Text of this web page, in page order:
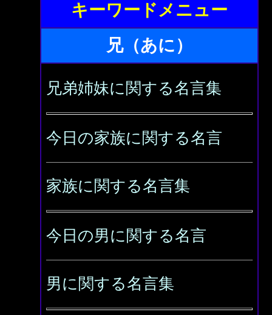
キーワードメニュー
兄（あに）
兄弟姉妹に関する名言集
今日の家族に関する名言
家族に関する名言集
今日の男に関する名言
男に関する名言集